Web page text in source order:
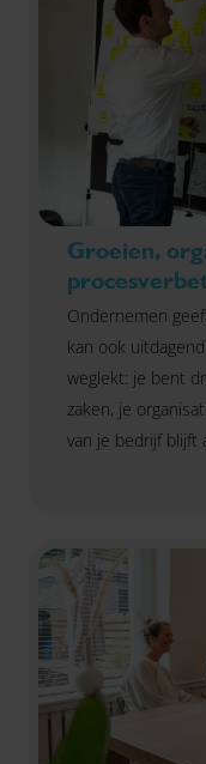
Groeien,
Ondernemen
kan ook
weglekt: je bent
zaken, je
van je bedrijf blijft
toekomst zijn
weer kunt doen
ondernemen!
brengen helder
met een scherpe
bepalen we de
klanten tot cijfers
jouw team,